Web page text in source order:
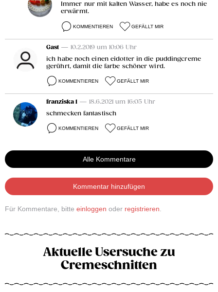
Immer nur mit kalten Wasser, habe es noch nie
erwärmt.
KOMMENTIEREN GEFÄLLT MIR
Gast — 10.2.2019 um 10:06 Uhr
ich habe noch einen eidotter in die puddingcreme
gerührt, damit die farbe schöner wird.
KOMMENTIEREN GEFÄLLT MIR
franziska 1 — 18.6.2021 um 16:05 Uhr
schmecken fantastisch
KOMMENTIEREN GEFÄLLT MIR
Alle Kommentare
Kommentar hinzufügen
Für Kommentare, bitte einloggen oder registrieren
Aktuelle Usersuche zu
Cremeschnitten